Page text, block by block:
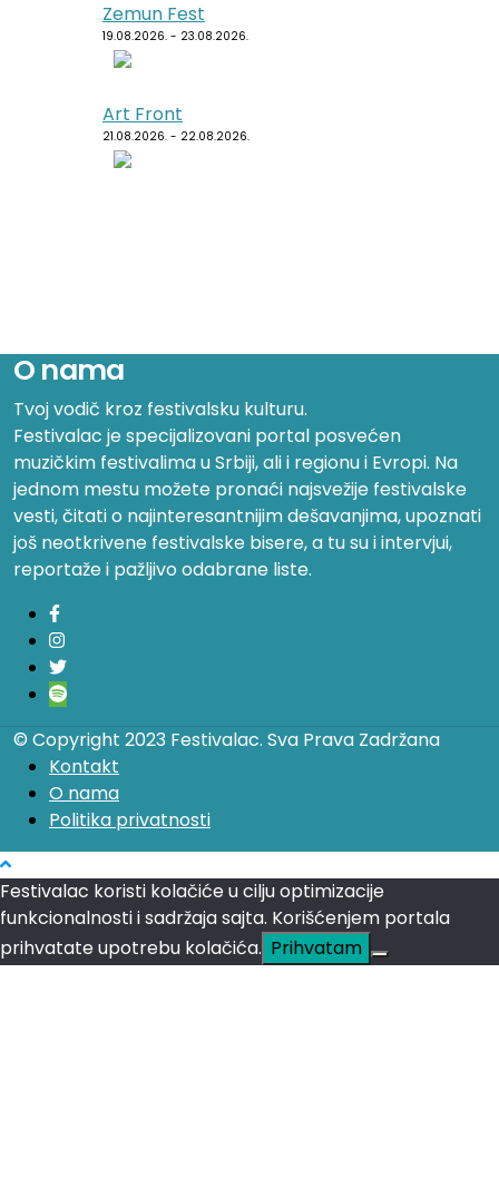
Zemun Fest
19.08.2026. - 23.08.2026.
Art Front
21.08.2026. - 22.08.2026.
Sea Dance Festival
24.08.2026. - 27.08.2026.
Dimensions Festival
27.08.2026. - 31.08.2026.
O nama
Tvoj vodič kroz festivalsku kulturu.
Festivalac je specijalizovani portal posvećen
muzičkim festivalima u Srbiji, ali i regionu i Evropi. Na
jednom mestu možete pronaći najsvežije festivalske
vesti, čitati o najinteresantnijim dešavanjima, upoznati
još neotkrivene festivalske bisere, a tu su i intervjui,
reportaže i pažljivo odabrane liste.
© Copyright 2023 Festivalac. Sva Prava Zadržana
Kontakt
O nama
Politika privatnosti
Festivalac koristi kolačiće u cilju optimizacije
funkcionalnosti i sadržaja sajta. Korišćenjem portala
prihvatate upotrebu kolačića. Prihvatam